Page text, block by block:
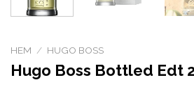
HEM / HUGO BOSS
Hugo Boss Bottled Edt